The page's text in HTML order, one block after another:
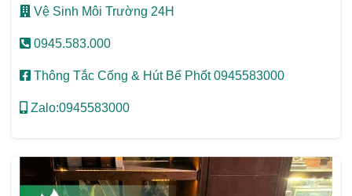
Vệ Sinh Môi Trường 24H
0945.583.000
Thông Tắc Cống & Hút Bể Phốt 0945583000
Zalo:0945583000